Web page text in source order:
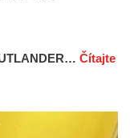
Čítajte